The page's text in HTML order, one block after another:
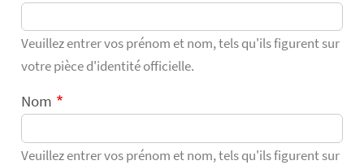
Veuillez entrer vos prénom et nom, tels qu'ils figurent sur
votre pièce d'identité officielle.
Nom
Veuillez entrer vos prénom et nom, tels qu'ils figurent sur